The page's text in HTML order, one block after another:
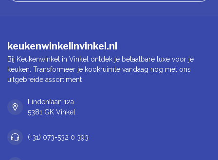
keukenwinkelinvinkel.nl
Bij Keukenwinkel in Vinkel ontdek je betaalbare luxe voor je
keuken. Transformeer je kookruimte vandaag nog met ons
uitgebreide assortiment
Lindenlaan 12a
5381 GK Vinkel
(+31) 073-532 0 393